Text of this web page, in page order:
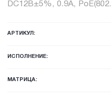
DC12В±5%, 0.9А,
АРТИКУЛ:
ИСПОЛНЕНИЕ:
МАТРИЦА: